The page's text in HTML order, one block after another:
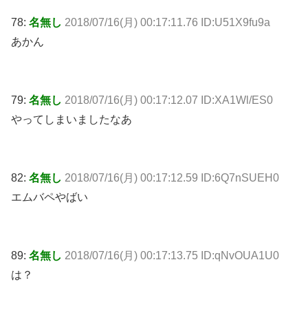
78: 名無し 2018/07/16(月) 00:17:11.76 ID:U51X9fu9a
あかん
79: 名無し 2018/07/16(月) 00:17:12.07 ID:XA1Wl/ES0
やってしまいましたなあ
82: 名無し 2018/07/16(月) 00:17:12.59 ID:6Q7nSUEH0
エムバペやばい
89: 名無し 2018/07/16(月) 00:17:13.75 ID:qNvOUA1U0
は？